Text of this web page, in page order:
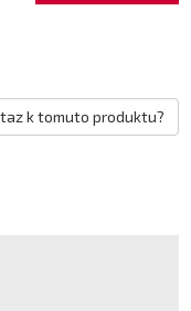
k tomuto produktu?